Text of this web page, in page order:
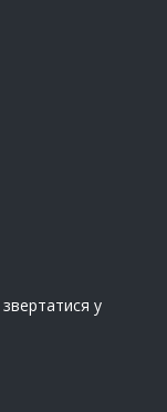
у